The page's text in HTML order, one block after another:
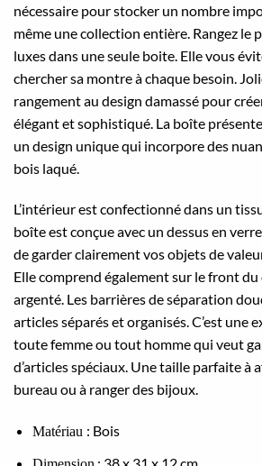
nécessaire pour stocker un nombre
même une collection entière. Rangez le
luxes dans une seule boite. Elle vous
chercher sa montre à chaque besoin.
rangement au design damassé pour
élégant et sophistiqué. La boîte
un design unique qui incorpore des
bois laqué.
L’intérieur est confectionné dans un
boîte est conçue avec un dessus en
de garder clairement vos objets de
Elle comprend également sur le front
argenté. Les barrières de séparation
articles séparés et organisés. C’est une
toute femme ou tout homme qui veut
d’articles spéciaux. Une taille parfaite à
bureau ou à ranger des bijoux.
Matériau : Bois